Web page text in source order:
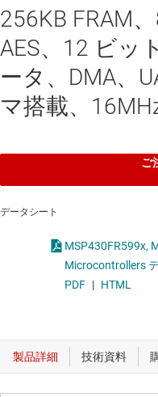
256KB FRAM、
AES、12 ビッ
ータ、DMA、
マ搭載、
ご
データシート
MSP430FR599x,
Microcontrollers
PDF | HTML